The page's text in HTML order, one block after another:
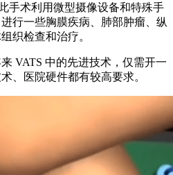
手术利用微型摄像设备和特殊手
行一些胸膜疾病、肺部肿瘤、纵
织检查和治疗。
VATS 中的先进技术，仅需开一
、医院硬件都有较高要求。